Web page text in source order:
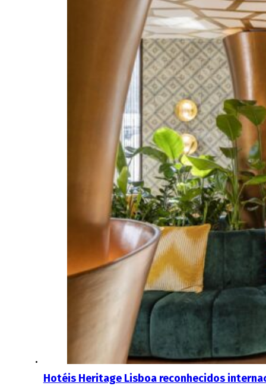
Hotéis Heritage Lisboa reconhecidos